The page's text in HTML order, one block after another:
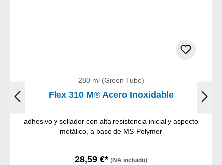
280 ml (Green Tube)
Flex 310 M® Acero Inoxidable
adhesivo y sellador con alta resistencia inicial y aspecto
metálico, a base de MS-Polymer
28,59 €* (IVA incluido)